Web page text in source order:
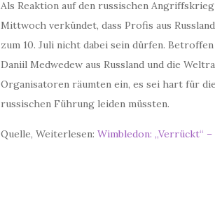
Als Reaktion auf den russischen
Mittwoch verkündet, dass Profis aus
zum 10. Juli nicht dabei sein dürfen.
Daniil Medwedew aus Russland und die
Organisatoren räumten ein, es sei hart für
russischen Führung leiden müssten.
Quelle, Weiterlesen:Wimbledon: „Verrückt“